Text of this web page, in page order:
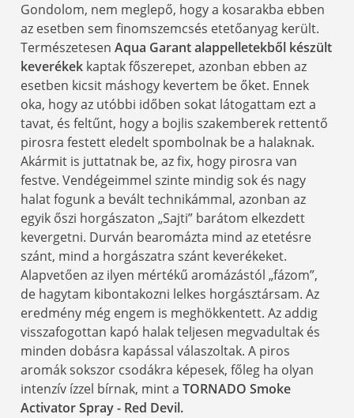
Gondolom, nem meglepő, hogy a kosarakba ebben
az esetben sem finomszemcsés etetőanyag került.
Természetesen Aqua Garant alappelletekből készült
keverékek kaptak főszerepet, azonban ebben az
esetben kicsit máshogy kevertem be őket. Ennek
oka, hogy az utóbbi időben sokat látogattam ezt a
tavat, és feltűnt, hogy a bojlis szakemberek rettentő
pirosra festett eledelt spombolnak be a halaknak.
Akármit is juttatnak be, az fix, hogy pirosra van
festve. Vendégeimmel szinte mindig sok és nagy
halat fogunk a bevált technikámmal, azonban az
egyik őszi horgászaton „Sajti” barátom elkezdett
kevergetni. Durván bearomázta mind az etetésre
szánt, mind a horgászatra szánt keverékeket.
Alapvetően az ilyen mértékű aromázástól „fázom”,
de hagytam kibontakozni lelkes horgásztársam. Az
eredmény még engem is meghökkentett. Az addig
visszafogottan kapó halak teljesen megvadultak és
minden dobásra kapással válaszoltak. A piros
aromák sokszor csodákra képesek, főleg ha olyan
intenzív ízzel bírnak, mint a TORNADO Smoke
Activator Spray - Red Devil.